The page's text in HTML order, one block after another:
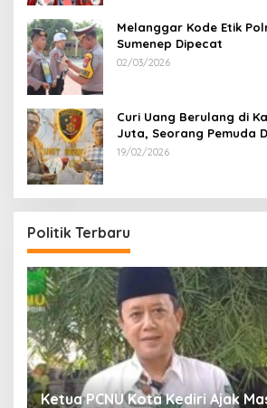
Melanggar Kode Etik
Sumenep Dipecat
02/03/2026
Curi Uang Berulang di
Juta, Seorang Pemuda
Reskrim Polsek Lenteng
19/02/2026
Politik Terbaru
Ketua PCNU Kota Kediri Ajak